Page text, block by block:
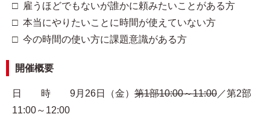
□ 雇うほどでもないが誰かに頼みたいことがある方
□ 本当にやりたいことに時間が使えていない方
□ 今の時間の使い方に課題意識がある方
開催概要
日 時 9月26日（金） 第1部10:00～11:00 ／第2部
11:00～12:00